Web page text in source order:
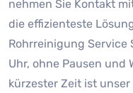
nehmen Sie Kontakt
die effizienteste
Rohrreinigung Service
Uhr, ohne Pausen und
kürzester Zeit ist